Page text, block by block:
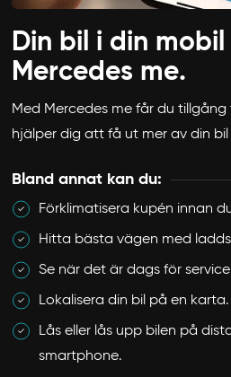
Din bil i din mobil
Mercedes me.
Med Mercedes me får du
hjälper dig att få ut mer av din
Bland annat kan du:
Förklimatisera kupén innan
Hitta bästa vägen med
Se när det är dags för
Lokalisera din bil på en karta.
Lås eller lås upp bilen på
smartphone.